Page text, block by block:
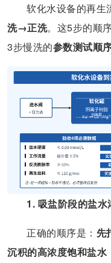
软化水设备的再生
洗→正洗。这5步的顺
3步慢洗的参数测试顺
1. 吸盐阶段的盐
正确的顺序是： 先
沉积的高浓度饱和盐